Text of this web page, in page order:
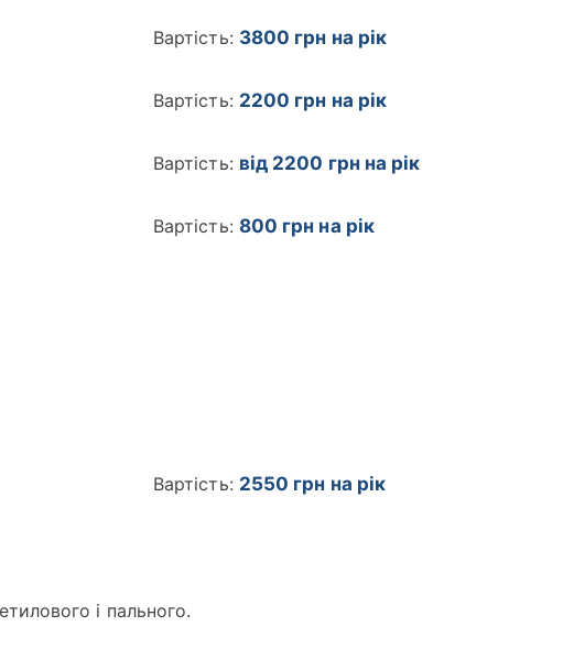
Вартість: 3800 грн на рік
Вартість: 2200 грн на рік
Вартість: від 2200 грн на рік
Вартість: 800 грн на рік
Вартість: 2550 грн на рік
і пального.